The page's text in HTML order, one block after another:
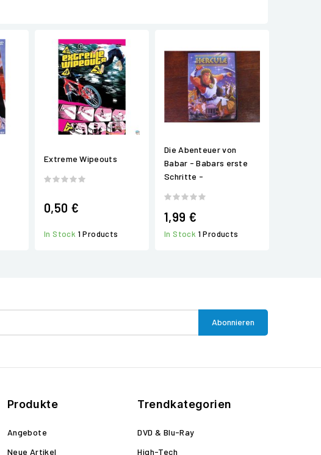
Extreme Wipeouts
0,50 €
In Stock 1 Products
Die Abenteuer von
Babar - Babars erste
Schritte -
1,99 €
In Stock 1 Products
Produkte
Angebote
Neue Artikel
Trendkategorien
DVD & Blu-Ray
High-Tech